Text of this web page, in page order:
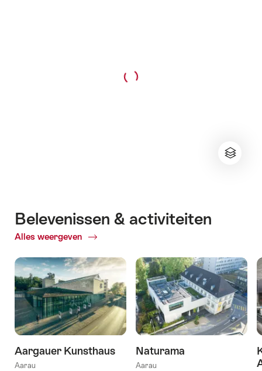
Belevenissen & activiteiten
Alles weergeven
ofBelevenissen
activiteiten
Aargauer Kunsthaus
Aarau
Naturama
Aarau